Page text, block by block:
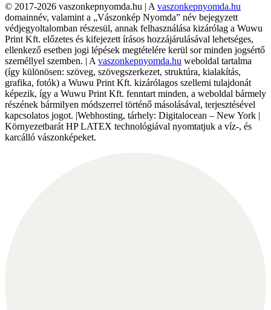
© 2017-2026 vaszonkepnyomda.hu | A vaszonkepnyomda.hu
domainnév, valamint a „Vászonkép Nyomda” név bejegyzett
védjegyoltalomban részesül, annak felhasználása kizárólag a Wuwu
Print Kft. előzetes és kifejezett írásos hozzájárulásával lehetséges,
ellenkező esetben jogi lépések megtételére kerül sor minden jogsértő
személlyel szemben. | A vaszonkepnyomda.hu weboldal tartalma
(így különösen: szöveg, szövegszerkezet, struktúra, kialakítás,
grafika, fotók) a Wuwu Print Kft. kizárólagos szellemi tulajdonát
képezik, így a Wuwu Print Kft. fenntart minden, a weboldal bármely
részének bármilyen módszerrel történő másolásával, terjesztésével
kapcsolatos jogot. |Webhosting, tárhely: Digitalocean – New York |
Környezetbarát HP LATEX technológiával nyomtatjuk a víz-, és
karcálló vászonképeket.